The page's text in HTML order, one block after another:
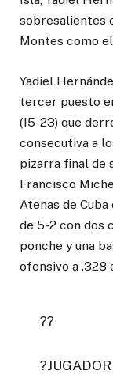
sobresalientes
Montes como
Yadiel
tercer puesto
(15-23) que
consecutiva a
pizarra final de
Francisco
Atenas de
de 5-2 con dos
ponche y una
ofensivo a .328
??